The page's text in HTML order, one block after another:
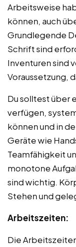
Arbeitsweise
können, auch
Grundlegende
Schrift sind
Inventuren sind
Voraussetzung,
Du solltest über
verfügen,
können und in
Geräte wie
Teamfähigkeit
monotone
sind wichtig.
Stehen und
Arbeitszeiten:
Die